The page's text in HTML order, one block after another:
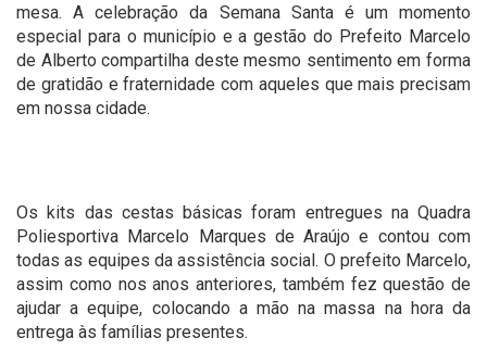
mesa. A celebração da Semana Santa é um momento
especial para o município e a gestão do Prefeito Marcelo
de Alberto compartilha deste mesmo sentimento em forma
de gratidão e fraternidade com aqueles que mais precisam
em nossa cidade.
Os kits das cestas básicas foram entregues na Quadra
Poliesportiva Marcelo Marques de Araújo e contou com
todas as equipes da assistência social. O prefeito Marcelo,
assim como nos anos anteriores, também fez questão de
ajudar a equipe, colocando a mão na massa na hora da
entrega às famílias presentes.